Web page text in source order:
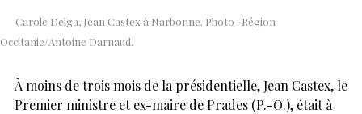
Carole Delga, Jean Castex à Narbonne. Photo : Région
Occitanie/Antoine Darnaud.
À moins de trois mois de la présidentielle, Jean Castex, le
Premier ministre et ex-maire de Prades (P.-O.), était à